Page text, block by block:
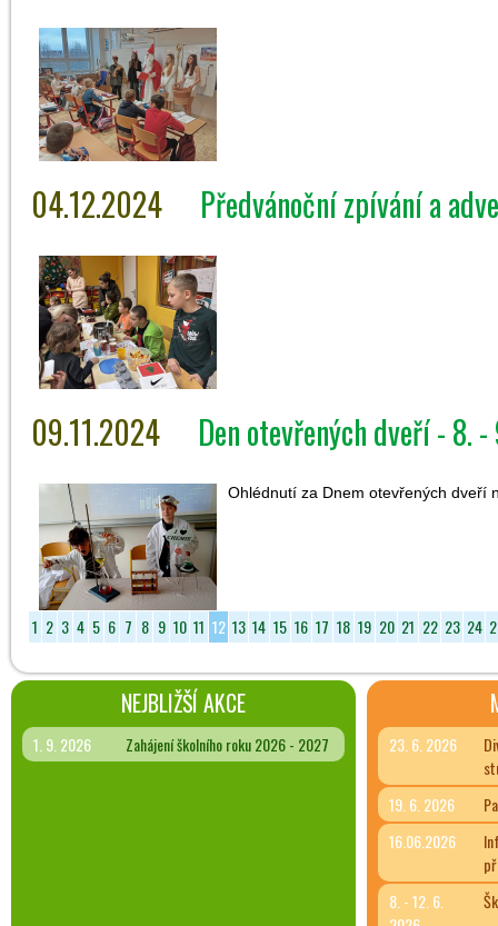
04.12.2024 Předvánoční zpívání a
09.11.2024 Den otevřených dveří - 8.
Ohlédnutí za Dnem otevřených dveří
1 2 3 4 5 6 7 8 9 10 11 12 13 14 15 16 17 18 19 20 21 22 23 24
NEJBLIŽŠÍ AKCE
1. 9. 2026 Zahájení školního roku 2026 - 2027 23. 6. 2026
19. 6. 2026
16.06.2026
8. - 12. 6.